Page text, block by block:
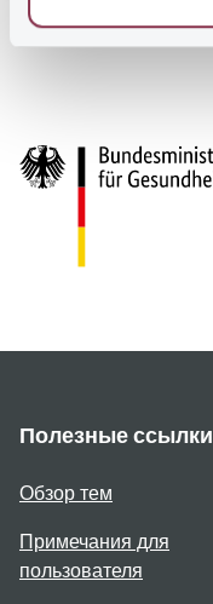
Полезные ссылки
Обзор тем
Примечания для
пользователя